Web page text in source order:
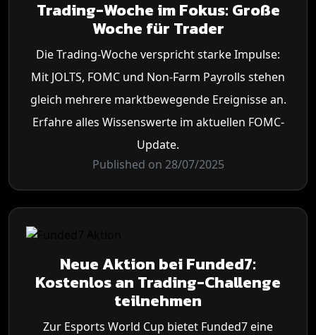
Trading-Woche im Fokus: Große
Woche für Trader
Die Trading-Woche verspricht starke Impulse:
Mit JOLTS, FOMC und Non-Farm Payrolls stehen
gleich mehrere marktbewegende Ereignisse an.
Erfahre alles Wissenswerte im aktuellen FOMC-
Update.
Published on 28/07/2025
Neue Aktion bei Funded7:
Kostenlos an Trading-Challenge
teilnehmen
Zur Esports World Cup bietet Funded7 eine